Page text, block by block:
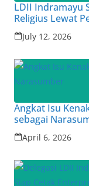
LDII Indramayu
Religius Lewat
July 12, 2026
Angkat Isu
sebagai
April 6, 2026